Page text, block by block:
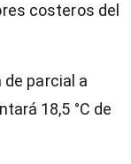
costeros del
de parcial a
18,5 °C de